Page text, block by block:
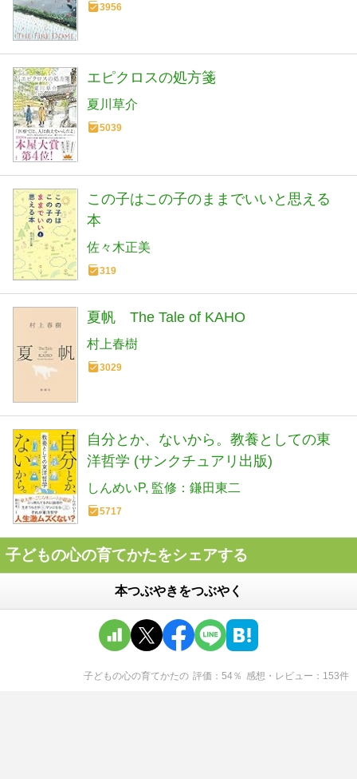
3956
エピクロスの処方箋
夏川草介
5039
この子はこの子のままでいいと思える
本
佐々木正美
319
夏帆 The Tale of KAHO
村上春樹
3029
自分とか、ないから。教養としての東
洋哲学 (サンクチュアリ出版)
しんめいP 監修：鎌田東二
5717
子どもの心の育てかたをシェアする
本つぶやきをつぶやく
子どもの心の育てかたの 評価 54％ 感想・レビュー 153件